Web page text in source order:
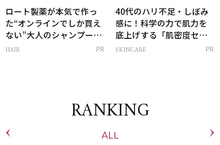
ロート製薬が本気で作っ
た“オンラインでしか買え
ない”大人のシャンプー＆
トリートメントって？
HAIR PR
40代のハリ不足・しぼみ
感に！科学の力で肌力を
底上げする「肌密度セラ
ム」
SKINCARE PR
RANKING
ALL